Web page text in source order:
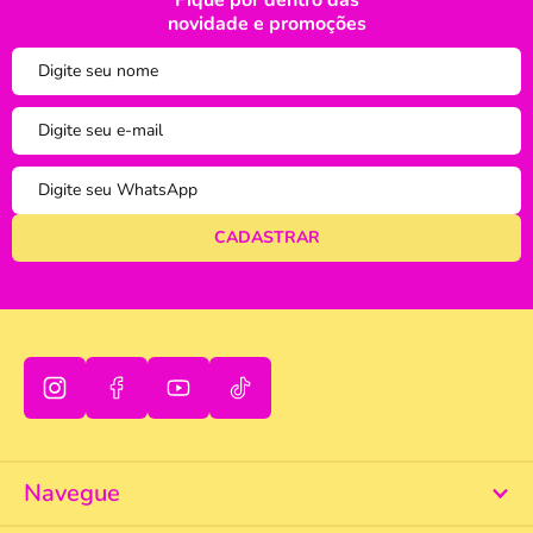
novidade e promoções
Navegue
tudo bem